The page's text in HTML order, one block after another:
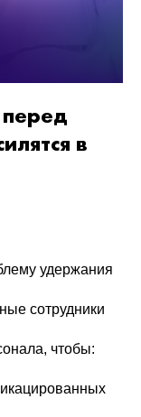
в
удержания
сотрудники
чтобы: